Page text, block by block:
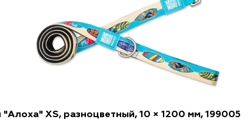
XS, разноцветный, 10 × 1200 мм, 199005